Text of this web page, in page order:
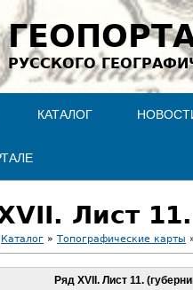
Jump to navigation
РУССКОГО
КАТАЛОГ
Каталог » Топографические карты
Ряд XVII. Лист 11.